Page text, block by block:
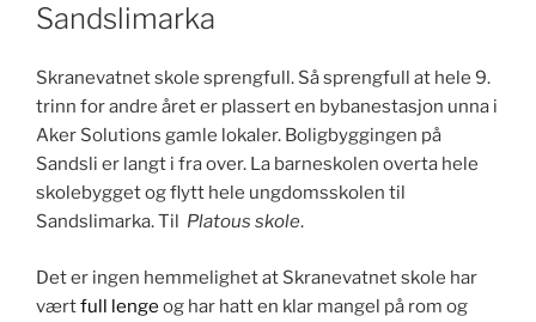
Sandslimarka
Skranevatnet skole sprengfull. Så sprengfull at hele 9.
trinn for andre året er plassert en bybanestasjon unna i
Aker Solutions gamle lokaler. Boligbyggingen på
Sandsli er langt i fra over. La barneskolen overta hele
skolebygget og flytt hele ungdomsskolen til
Sandslimarka. Til Platous skole.
Det er ingen hemmelighet at Skranevatnet skole har
værtfull lenge og har hatt en klar mangel på rom og